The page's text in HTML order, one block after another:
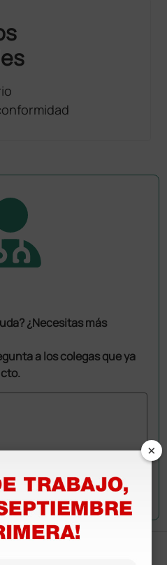
¿Necesitas más
a los colegas que ya
pregunta
×